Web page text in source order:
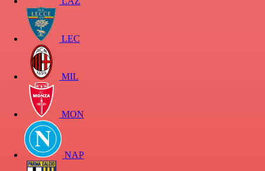
LEC
MIL
MON
NAP